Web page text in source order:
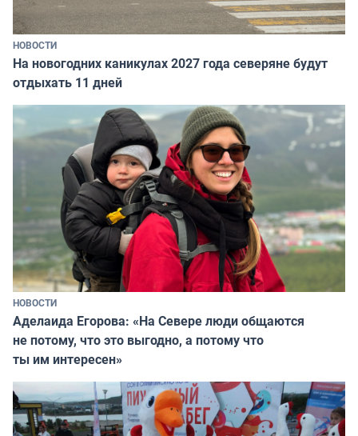
НОВОСТИ
На новогодних каникулах 2027 года северяне будут
отдыхать 11 дней
НОВОСТИ
Аделаида Егорова: «На Севере люди общаются
не потому, что это выгодно, а потому что
ты им интересен»